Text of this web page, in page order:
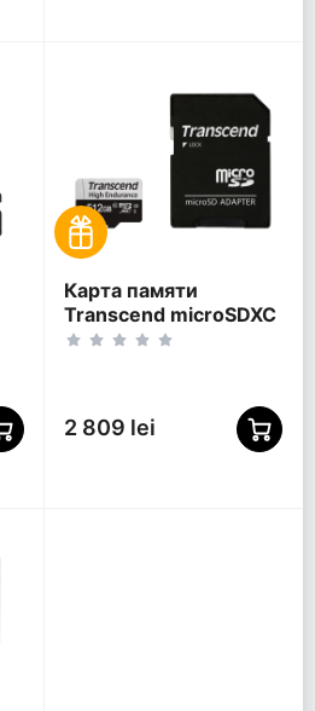
Карта памяти
Transcend microSDXC
350V, 512Гб
2 809 lei